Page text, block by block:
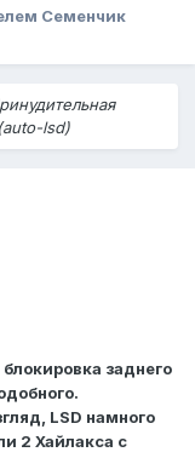
Семенчик
lsd)
заднего
LSD намного
2 Хайлакса с